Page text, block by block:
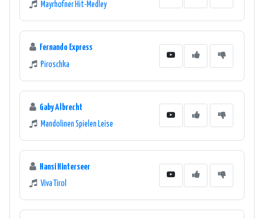
Mayrhofner Hit-Medley
Fernando Express
Piroschka
Gaby Albrecht
Mandolinen Spielen Leise
Hansi Hinterseer
Viva Tirol